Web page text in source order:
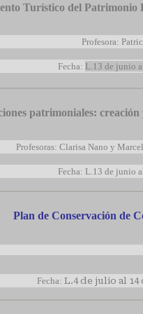
Turístico del Patrimonio
Profesora:
Fecha: L.13 de junio
patrimoniales: creación
Profesoras: Clarisa Nano y
Fecha: L.13 de junio
Plan de Conservación de
Eduarte
Fecha: L.4 de julio al 14